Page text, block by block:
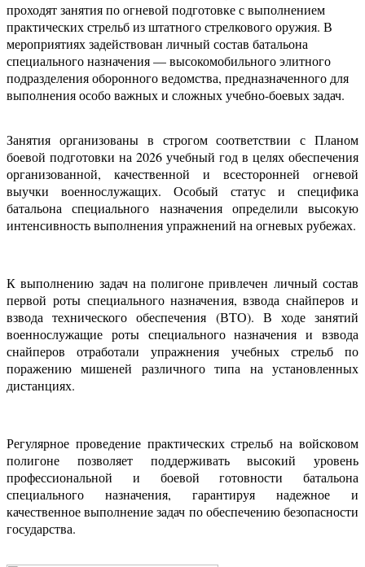
проходят занятия по огневой подготовке с выполнением
практических стрельб из штатного стрелкового оружия. В
мероприятиях задействован личный состав батальона
специального назначения — высокомобильного элитного
подразделения оборонного ведомства, предназначенного для
выполнения особо важных и сложных учебно-боевых задач.
Занятия организованы в строгом соответствии с Планом
боевой подготовки на 2026 учебный год в целях обеспечения
организованной, качественной и всесторонней огневой
выучки военнослужащих. Особый статус и специфика
батальона специального назначения определили высокую
интенсивность выполнения упражнений на огневых рубежах.
К выполнению задач на полигоне привлечен личный состав
первой роты специального назначения, взвода снайперов и
взвода технического обеспечения (ВТО). В ходе занятий
военнослужащие роты специального назначения и взвода
снайперов отработали упражнения учебных стрельб по
поражению мишеней различного типа на установленных
дистанциях.
Регулярное проведение практических стрельб на войсковом
полигоне позволяет поддерживать высокий уровень
профессиональной и боевой готовности батальона
специального назначения, гарантируя надежное и
качественное выполнение задач по обеспечению безопасности
государства.